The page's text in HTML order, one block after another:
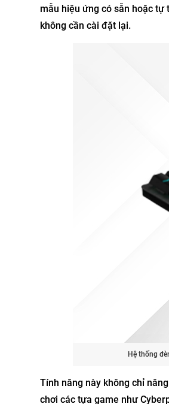
mẫu hiệu ứng có sẵn hoặc
không cần cài đặt lại.
Hệ thống
Tính năng này không chỉ
chơi các tựa game như